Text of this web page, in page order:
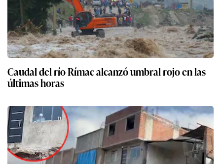
Caudal del río Rímac alcanzó umbral rojo en las
últimas horas